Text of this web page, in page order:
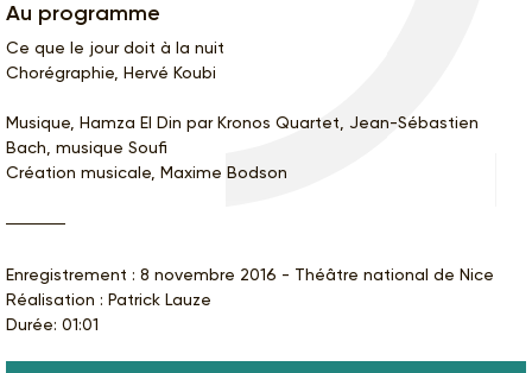
Au programme
Ce que le jour doit à la nuit
Chorégraphie, Hervé Koubi
Musique, Hamza El Din par Kronos Quartet, Jean-Sébastien
Bach, musique Soufi
Création musicale, Maxime Bodson
Enregistrement : 8 novembre 2016 - Théâtre national de Nice
Réalisation : Patrick Lauze
Durée: 01:01